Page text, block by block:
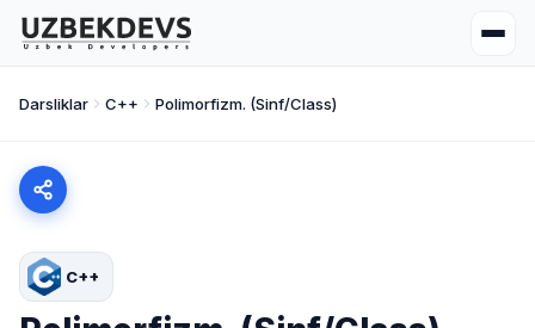
Darsliklar C++ Polimorfizm. (Sinf/Class)
C++